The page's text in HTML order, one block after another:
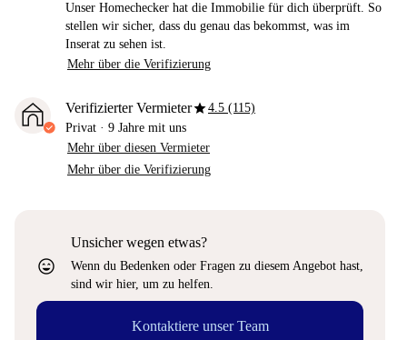
Unser Homechecker hat die Immobilie für dich überprüft. So
stellen wir sicher, dass du genau das bekommst, was im
Inserat zu sehen ist.
Mehr über die Verifizierung
Verifizierter Vermieterstar4.5 (115)
Privat · 9 Jahre mit uns
Mehr über diesen Vermieter
Mehr über die Verifizierung
sentiment_very_satisfied
Unsicher wegen etwas?
Wenn du Bedenken oder Fragen zu diesem Angebot hast,
sind wir hier, um zu helfen.
Kontaktiere unser Team